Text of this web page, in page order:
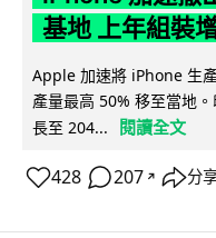
基地 上年組裝
Apple 加速將 iPhone 生
產量最高 50% 移至當地
長至 204...
閱讀全文
428 207 ↗ 分